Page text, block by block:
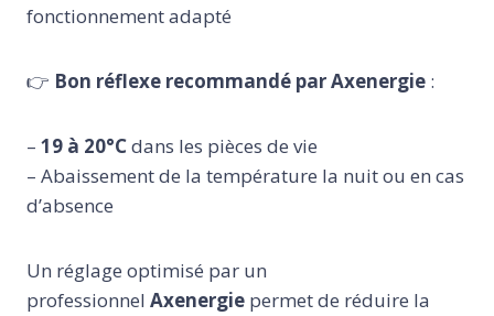
fonctionnement adapté
👉 Bon réflexe recommandé par Axenergie :
– 19 à 20°Cdans les pièces de vie
– Abaissement de la température la nuit ou en cas
d’absence
Un réglage optimisé par un
professionnel Axenergie permet de réduire la